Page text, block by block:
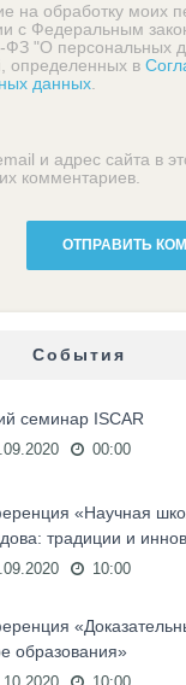
на обработку моих
с Федеральным
ФЗ "О персональных
определенных в
данных
и адрес сайта в
комментариев.
События
семинар ISCAR
00:00
«Научная
традиции и
10:00
образования»